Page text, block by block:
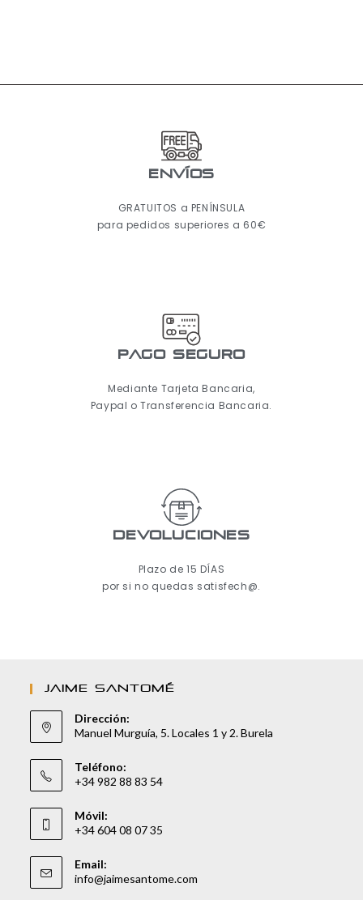
ENVÍOS
GRATUITOS a PENÍNSULA
para pedidos superiores a 60€
pago seguro
Mediante Tarjeta Bancaria,
Paypal o Transferencia Bancaria.
Devoluciones
Plazo de 15 DÍAS
por si no quedas satisfech@.
JAIME SANTOMÉ
Dirección:
Manuel Murguía, 5. Locales 1 y 2. Burela
Teléfono:
+34 982 88 83 54
Móvil:
+34 604 08 07 35
Email:
info@jaimesantome.com